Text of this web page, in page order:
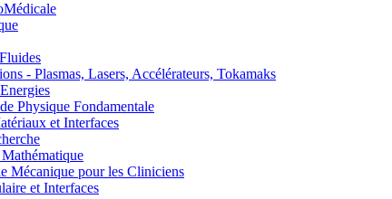
- Plasmas, Lasers, Accélérateurs, Tokamaks
Physique Fondamentale
et Interfaces
pour les Cliniciens
et Interfaces